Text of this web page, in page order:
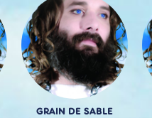
GRAIN DE SABLE